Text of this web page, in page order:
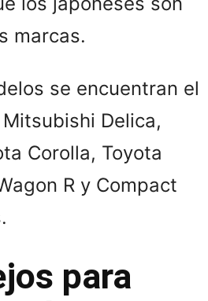
marcas.
se encuentran el
Delica,
Corolla, Toyota
R y Compact
para